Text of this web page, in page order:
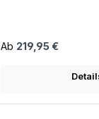
Regulärer Preis:
Ab 219,95 €